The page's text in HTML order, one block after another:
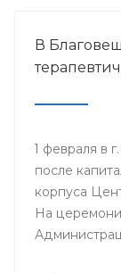
В
1 февраля в
после
корпуса
На